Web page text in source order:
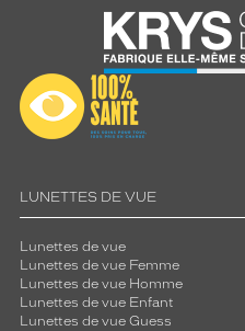
LUNETTES DE VUE
Lunettes de vue
Lunettes de vue Femme
Lunettes de vue Homme
Lunettes de vue Enfant
Lunettes de vue Guess